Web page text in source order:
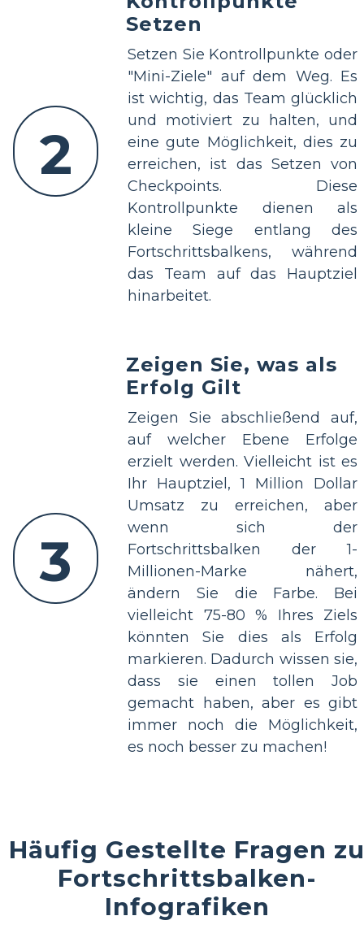
2
Setzen
Setzen Sie Kontrollpunkte oder
"Mini-Ziele" auf dem Weg. Es
ist wichtig, das Team glücklich
und motiviert zu halten, und
eine gute Möglichkeit, dies zu
erreichen, ist das Setzen von
Checkpoints. Diese
Kontrollpunkte dienen als
kleine Siege entlang des
Fortschrittsbalkens, während
das Team auf das Hauptziel
hinarbeitet.
3
Zeigen Sie, was als
Erfolg Gilt
Zeigen Sie abschließend auf,
auf welcher Ebene Erfolge
erzielt werden. Vielleicht ist es
Ihr Hauptziel, 1 Million Dollar
Umsatz zu erreichen, aber
wenn sich der
Fortschrittsbalken der 1-
Millionen-Marke nähert,
ändern Sie die Farbe. Bei
vielleicht 75-80 % Ihres Ziels
könnten Sie dies als Erfolg
markieren. Dadurch wissen sie,
dass sie einen tollen Job
gemacht haben, aber es gibt
immer noch die Möglichkeit,
es noch besser zu machen!
Häufig Gestellte Fragen zu
Fortschrittsbalken-
Infografiken